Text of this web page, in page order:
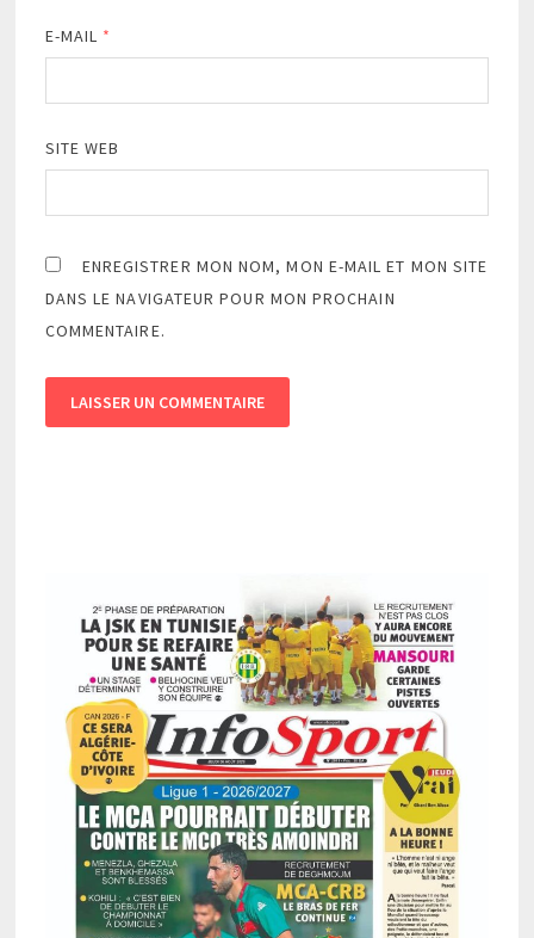
E-MAIL *
SITE WEB
ENREGISTRER MON NOM, MON E-MAIL ET MON SITE
DANS LE NAVIGATEUR POUR MON PROCHAIN
COMMENTAIRE.